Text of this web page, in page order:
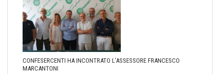
CONFESERCENTI HA INCONTRATO L’ASSESSORE FRANCESCO
MARCANTONI